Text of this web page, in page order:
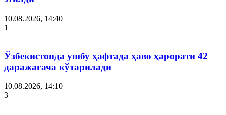
10.08.2026, 14:40
1
Ўзбекистонда ушбу ҳафтада ҳаво ҳарорати 42
даражагача кўтарилади
10.08.2026, 14:10
3